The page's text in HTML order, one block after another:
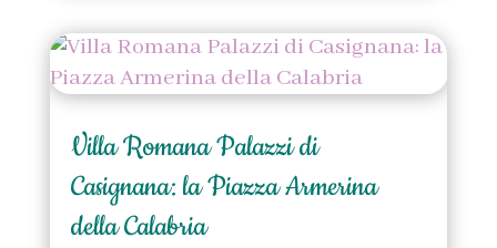
Villa Romana Palazzi di
Casignana: la Piazza Armerina
della Calabria